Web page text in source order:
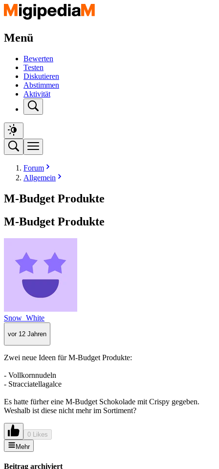
Menü
Bewerten
Testen
Diskutieren
Abstimmen
Aktivität
Forum
Allgemein
M-Budget Produkte
M-Budget Produkte
Snow_White
vor 12 Jahren
Zwei neue Ideen für M-Budget Produkte:
- Vollkornnudeln
- Stracciatellagalce
Es hatte fürher eine M-Budget Schokolade mit Crispy gegeben.
Weshalb ist diese nicht mehr im Sortiment?
0 Likes
Mehr
Beitrag archiviert